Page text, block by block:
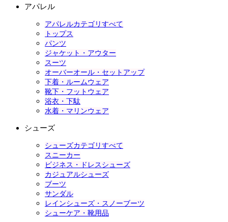
アパレル
アパレルカテゴリすべて
トップス
パンツ
ジャケット・アウター
スーツ
オーバーオール・セットアップ
下着・ルームウェア
靴下・フットウェア
浴衣・下駄
水着・マリンウェア
シューズ
シューズカテゴリすべて
スニーカー
ビジネス・ドレスシューズ
カジュアルシューズ
ブーツ
サンダル
レインシューズ・スノーブーツ
シューケア・靴用品